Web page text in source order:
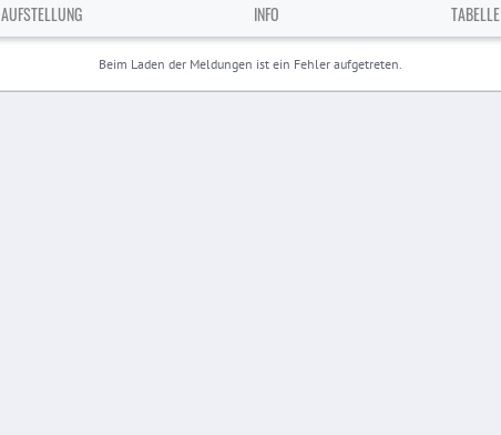
AUFSTELLUNG INFO TABELLE
Beim Laden der Meldungen ist ein Fehler aufgetreten.